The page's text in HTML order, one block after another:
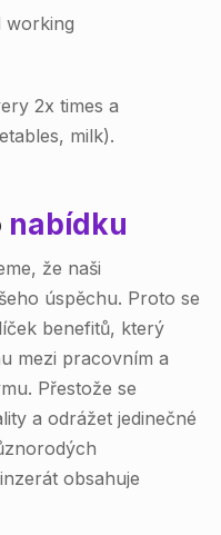
working
2x times a
milk).
nabídku
že naši
úspěchu. Proto se
benefitů, který
mezi pracovním a
Přestože se
a odrážet jedinečné
obsahuje